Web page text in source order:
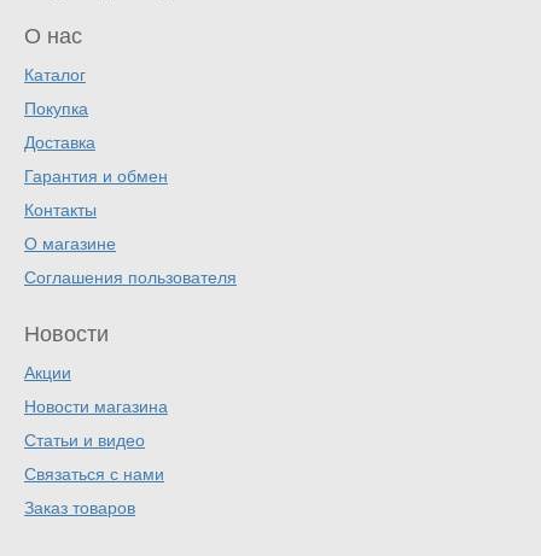
О нас
Каталог
Покупка
Доставка
Гарантия и обмен
Контакты
О магазине
Соглашения пользователя
Новости
Акции
Новости магазина
Статьи и видео
Связаться с нами
Заказ товаров